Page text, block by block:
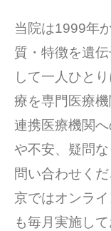
当院は1999年
質・特徴を遺
して一人ひと
療を専門医療機
連携医療機関
や不安、疑問
問い合わせく
京ではオンラ
も毎月実施し